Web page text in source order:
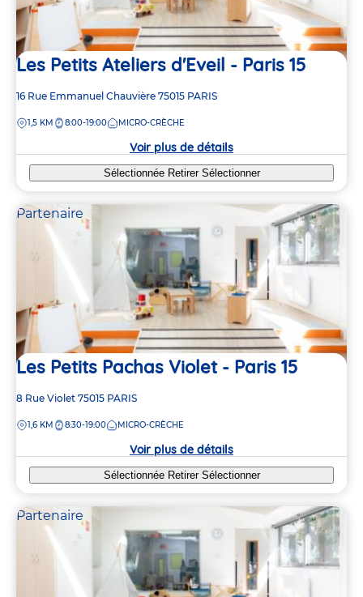
Les Petits Ateliers d'Eveil - Paris 15
Adresse
la
16 Rue Emmanuel Chauvière 75015 PARIS
DISTANCE
1,5 KM 8:00-19:00 MICRO-CRÈCHE
Voir plus de détails
Sélectionnée Retirer Sélectionner
Partenaire
Les Petits Pachas Violet - Paris 15
Adresse
la
8 Rue Violet 75015 PARIS
DISTANCE
1,6 KM 8:30-19:00 MICRO-CRÈCHE
Voir plus de détails
Sélectionnée Retirer Sélectionner
Partenaire